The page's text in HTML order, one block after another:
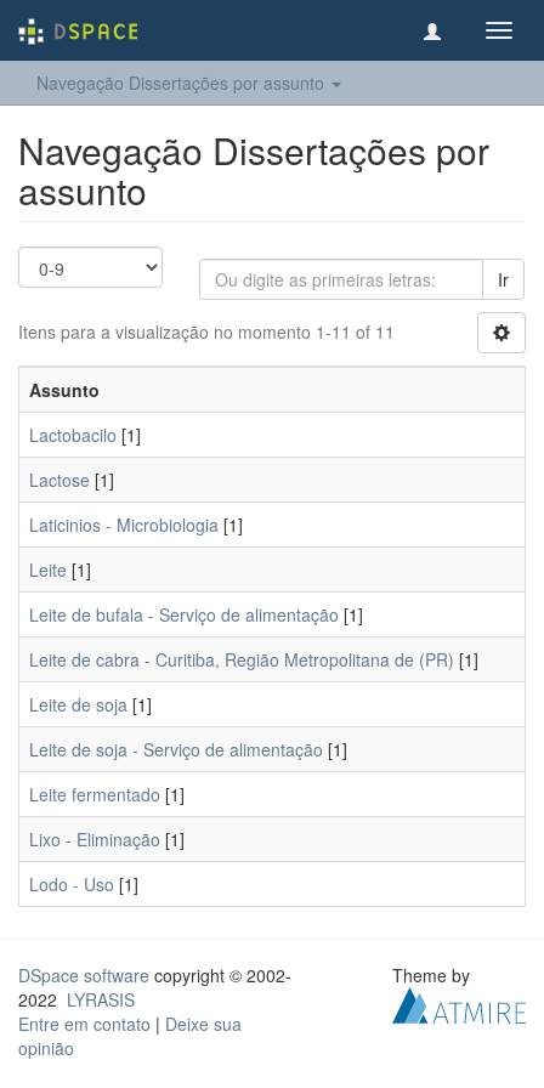
Navegação Dissertações por assunto
Navegação Dissertações por
assunto
Ir
Itens para a visualização no momento 1-11 of 11
Assunto
Lactobacilo [1]
Lactose [1]
Laticinios - Microbiologia [1]
Leite [1]
Leite de bufala - Serviço de alimentação [1]
Leite de cabra - Curitiba, Região Metropolitana de (PR) [1]
Leite de soja [1]
Leite de soja - Serviço de alimentação [1]
Leite fermentado [1]
Lixo - Eliminação [1]
Lodo - Uso [1]
DSpace software copyright © 2002-
2022 LYRASIS
Entre em contato | Deixe sua
opinião
Theme by